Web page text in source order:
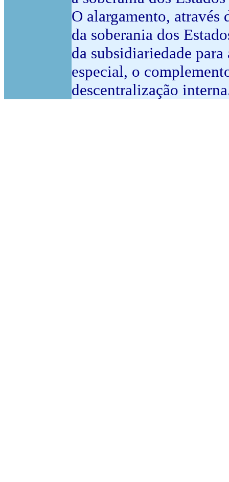
O alargamento,
da soberania dos
da subsidiariedade
especial, o
descentralização